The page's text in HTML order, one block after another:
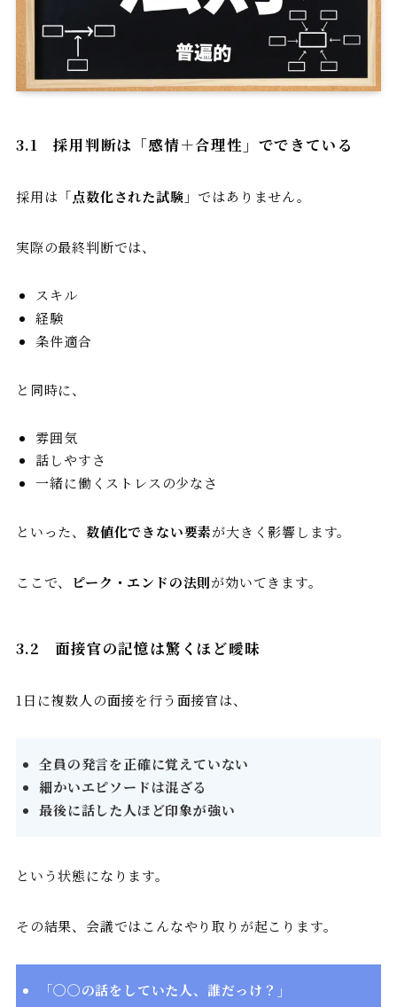
3.1採用判断は「感情＋合理性」でできている
採用は「点数化された試験 」ではありません。
実際の最終判断では、
スキル
経験
条件適合
と同時に、
雰囲気
話しやすさ
一緒に働くストレスの少なさ
といった、 数値化できない要素が大きく影響します。
ここで、 ピーク・エンドの法則が効いてきます。
3.2面接官の記憶は驚くほど曖昧
1日に複数人の面接を行う面接官は、
全員の発言を正確に覚えていない
細かいエピソードは混ざる
最後に話した人ほど印象が強い
という状態になります。
その結果、会議ではこんなやり取りが起こります。
「〇〇の話をしていた人、誰だっけ？」